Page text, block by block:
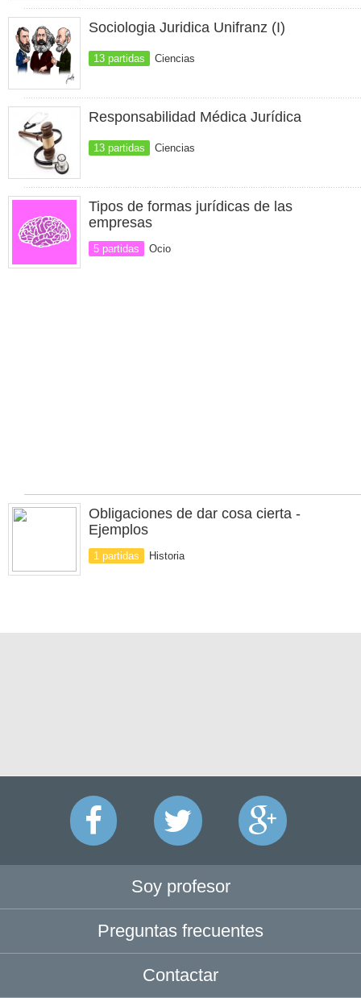
Sociologia Juridica Unifranz (I)
13 partidas Ciencias
Responsabilidad Médica Jurídica
13 partidas Ciencias
Tipos de formas jurídicas de las
empresas
5 partidas Ocio
Obligaciones de dar cosa cierta -
Ejemplos
1 partidas Historia
Soy profesor
Preguntas frecuentes
Contactar